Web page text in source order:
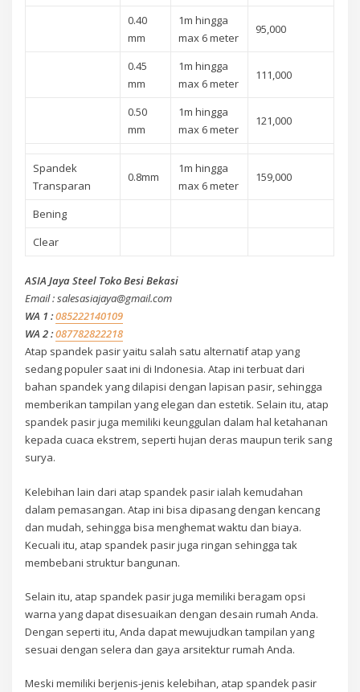
0.40
mm
1m hingga
max 6 meter
95,000
0.45
mm
1m hingga
max 6 meter
111,000
0.50
mm
1m hingga
max 6 meter
121,000
Spandek
Transparan
0.8mm
1m hingga
max 6 meter
159,000
Bening
Clear
ASIA Jaya Steel Toko Besi Bekasi
Email : salesasiajaya@gmail.com
WA 1 :085222140109
WA 2 :087782822218
Atap spandek pasir yaitu salah satu alternatif atap yang
sedang populer saat ini di Indonesia. Atap ini terbuat dari
bahan spandek yang dilapisi dengan lapisan pasir, sehingga
memberikan tampilan yang elegan dan estetik. Selain itu, atap
spandek pasir juga memiliki keunggulan dalam hal ketahanan
kepada cuaca ekstrem, seperti hujan deras maupun terik sang
surya.
Kelebihan lain dari atap spandek pasir ialah kemudahan
dalam pemasangan. Atap ini bisa dipasang dengan kencang
dan mudah, sehingga bisa menghemat waktu dan biaya.
Kecuali itu, atap spandek pasir juga ringan sehingga tak
membebani struktur bangunan.
Selain itu, atap spandek pasir juga memiliki beragam opsi
warna yang dapat disesuaikan dengan desain rumah Anda.
Dengan seperti itu, Anda dapat mewujudkan tampilan yang
sesuai dengan selera dan gaya arsitektur rumah Anda.
Meski memiliki berjenis-jenis kelebihan, atap spandek pasir